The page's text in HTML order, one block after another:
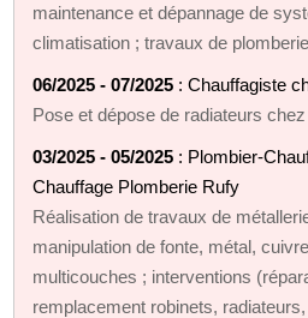
maintenance et dépannage de
climatisation ; travaux de
06/2025 - 07/2025 : Chauffagiste
Pose et dépose de radiateurs
03/2025 - 05/2025 :
Chauffage Plomberie Rufy
Réalisation de travaux de
manipulation de fonte, métal,
multicouches ; interventions
remplacement robinets,